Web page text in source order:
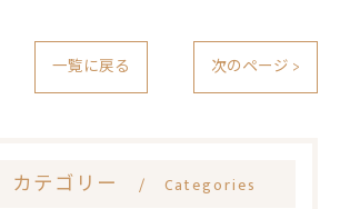
一覧に戻る 次のページ >
カテゴリー Categories